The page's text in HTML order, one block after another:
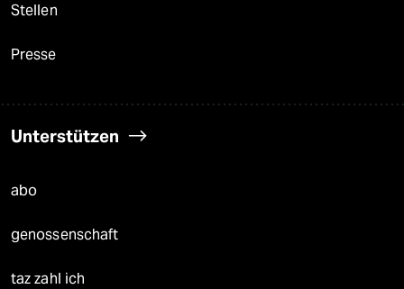
Stellen
Presse
Unterstützen
abo
genossenschaft
taz zahl ich